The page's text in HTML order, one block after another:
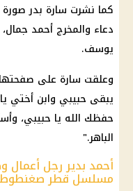
كما نشرت سارة بدر
دعاء والمخرج أحمد
يوسف.
وعلقت سارة على
يبقى حبيبي وابن أختي
حفظك الله يا حبيبي،
الباهر."
أحمد بدير رجل أعمال
مسلسل قطر صغنطوط